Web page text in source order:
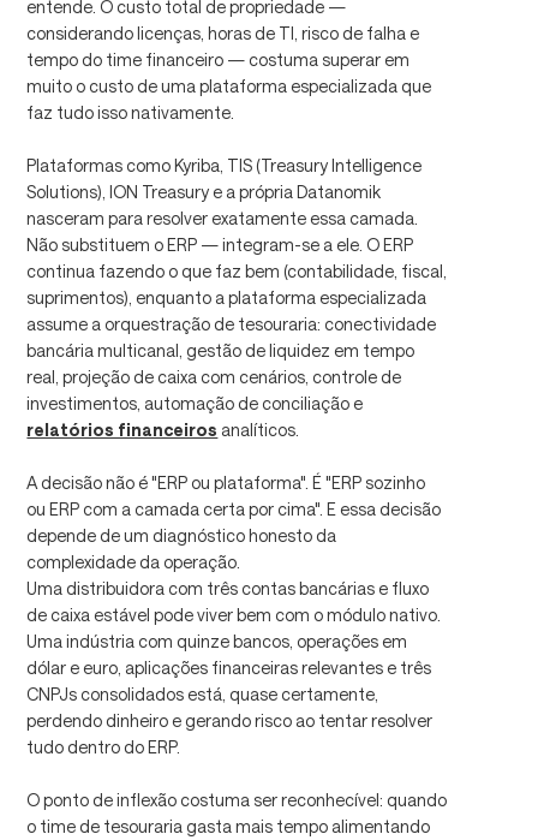
entende. O custo total de propriedade —
considerando licenças, horas de TI, risco de falha e
tempo do time financeiro — costuma superar em
muito o custo de uma plataforma especializada que
faz tudo isso nativamente.
Plataformas como Kyriba, TIS (Treasury Intelligence
Solutions), ION Treasury e a própria Datanomik
nasceram para resolver exatamente essa camada.
Não substituem o ERP — integram-se a ele. O ERP
continua fazendo o que faz bem (contabilidade, fiscal,
suprimentos), enquanto a plataforma especializada
assume a orquestração de tesouraria: conectividade
bancária multicanal, gestão de liquidez em tempo
real, projeção de caixa com cenários, controle de
investimentos, automação de conciliação e
relatórios financeiros analíticos.
A decisão não é "ERP ou plataforma". É "ERP sozinho
ou ERP com a camada certa por cima". E essa decisão
depende de um diagnóstico honesto da
complexidade da operação.
Uma distribuidora com três contas bancárias e fluxo
de caixa estável pode viver bem com o módulo nativo.
Uma indústria com quinze bancos, operações em
dólar e euro, aplicações financeiras relevantes e três
CNPJs consolidados está, quase certamente,
perdendo dinheiro e gerando risco ao tentar resolver
tudo dentro do ERP.
O ponto de inflexão costuma ser reconhecível: quando
o time de tesouraria gasta mais tempo alimentando